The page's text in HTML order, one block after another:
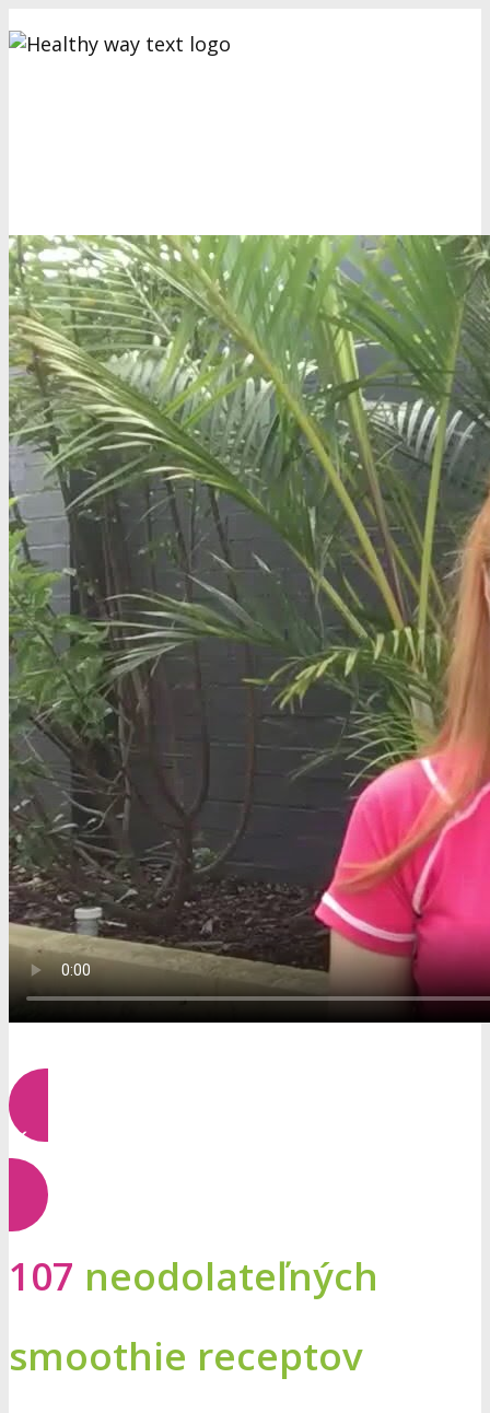
Čo získate?
107 neodolateľných
smoothie receptov